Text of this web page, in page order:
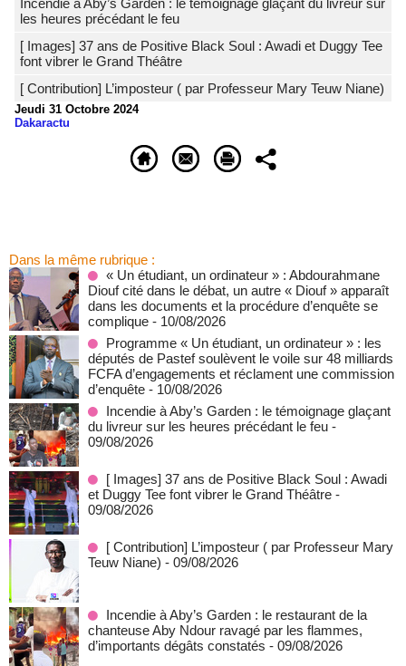
Incendie à Aby’s Garden : le témoignage glaçant du livreur sur
les heures précédant le feu
[ Images] 37 ans de Positive Black Soul : Awadi et Duggy Tee
font vibrer le Grand Théâtre
[ Contribution] L’imposteur ( par Professeur Mary Teuw Niane)
Jeudi 31 Octobre 2024
Dakaractu
Dans la même rubrique :
« Un étudiant, un ordinateur » : Abdourahmane
Diouf cité dans le débat, un autre « Diouf » apparaît
dans les documents et la procédure d’enquête se
complique - 10/08/2026
Programme « Un étudiant, un ordinateur » : les
députés de Pastef soulèvent le voile sur 48 milliards
FCFA d’engagements et réclament une commission
d’enquête - 10/08/2026
Incendie à Aby’s Garden : le témoignage glaçant
du livreur sur les heures précédant le feu -
09/08/2026
[ Images] 37 ans de Positive Black Soul : Awadi
et Duggy Tee font vibrer le Grand Théâtre -
09/08/2026
[ Contribution] L’imposteur ( par Professeur Mary
Teuw Niane) - 09/08/2026
Incendie à Aby’s Garden : le restaurant de la
chanteuse Aby Ndour ravagé par les flammes,
d’importants dégâts constatés - 09/08/2026